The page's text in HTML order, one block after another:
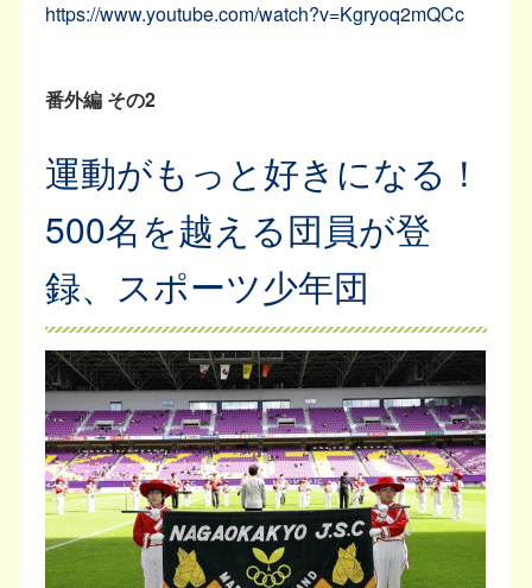
https://www.youtube.com/watch?v=Kgryoq2mQCc
番外編 その2
運動がもっと好きになる！
500名を越える団員が登
録、スポーツ少年団